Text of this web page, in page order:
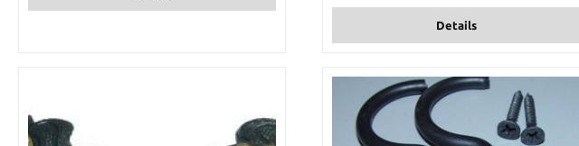
legen Sie durch die Anzahl dieses Artikels
fest. Nehmen Sie also diesen Artikel 7 mal
in Ihren Warenkorb, so erhalten Sie von uns
7 Meter Tsuka Ito. Selbstverständlich
werden wir die Tsuka Ito in einem Stück an
Sie versenden.
Details